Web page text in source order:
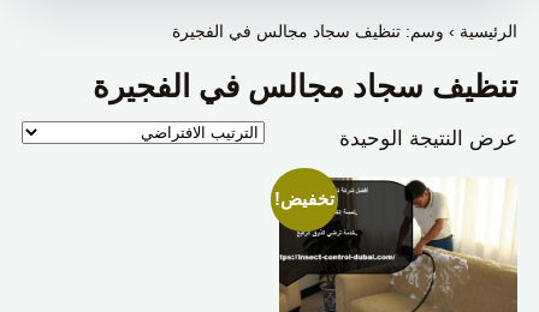
الرئيسية ›وسم: تنظيف سجاد مجالس في الفجيرة
تنظيف سجاد مجالس في الفجيرة
عرض النتيجة الوحيدة
تخفيض!